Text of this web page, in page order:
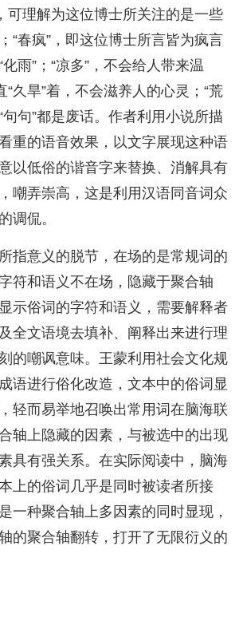
可理解为这位博士所关注的是一些
“春疯”，即这位博士所言皆为疯言
雨”；“凉多”，不会给人带来温
“久旱”着，不会滋养人的心灵；“荒
句句”都是废话。作者利用小说所描
重的语音效果，以文字展现这种语
以低俗的谐音字来替换、消解具有
嘲弄崇高，这是利用汉语同音词众
调侃。
指意义的脱节，在场的是常规词的
符和语义不在场，隐藏于聚合轴
示俗词的字符和语义，需要解释者
全文语境去填补、阐释出来进行理
的嘲讽意味。王蒙利用社会文化规
语进行俗化改造，文本中的俗词显
轻而易举地召唤出常用词在脑海联
轴上隐藏的因素，与被选中的出现
具有强关系。在实际阅读中，脑海
上的俗词几乎是同时被读者所接
一种聚合轴上多因素的同时显现，
的聚合轴翻转，打开了无限衍义的